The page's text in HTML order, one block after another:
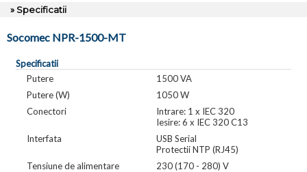
» Specificatii
Socomec NPR-1500-MT
Specificatii
Putere
1500 VA
Putere (W)
1050 W
Conectori
Intrare: 1 x IEC 320
Iesire: 6 x IEC 320 C13
Interfata
USB Serial
Protectii NTP (RJ45)
Tensiune de alimentare
230 (170 - 280) V